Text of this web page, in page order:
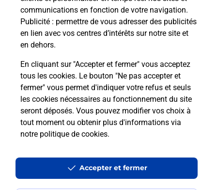
communications en fonction de votre navigation.
Publicité : permettre de vous adresser des publicités
en lien avec vos centres d’intérêts sur notre site et
en dehors.
En cliquant sur "Accepter et fermer" vous acceptez
tous les cookies. Le bouton "Ne pas accepter et
fermer" vous permet d'indiquer votre refus et seuls
les cookies nécessaires au fonctionnement du site
seront déposés. Vous pouvez modifier vos choix à
tout moment ou obtenir plus d'informations via
notre politique de cookies.
Accepter et fermer
VILLENEUVE SUR LOT
VILLENEUVE SUR LOT PPDC
Accessibilité : partiellement conforme
Conditions contractuelles